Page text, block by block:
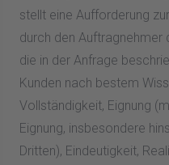
stellt eine Aufforderung
durch den Auftragnehmer
die in der Anfrage
Kunden nach bestem
Vollständigkeit, Eignung
Eignung, insbesondere
Dritten), Eindeutigkeit,